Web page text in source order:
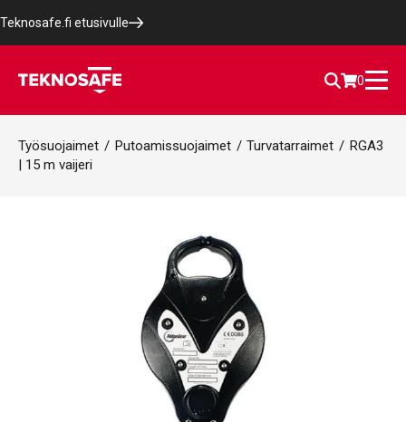
Teknosafe.fi etusivulle
0
Työsuojaimet / Putoamissuojaimet / Turvatarraimet / RGA3
| 15 m vaijeri